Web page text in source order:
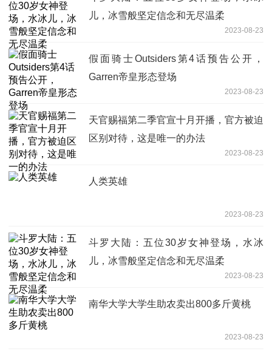
儿，冰雪般坚定信念和无尽温柔
2023-08-23
假面骑士Outsiders第4话预告公开，
Garren帝皇形态登场
2023-08-23
天官赐福第二季官宣十月开播，官方被迫
区别对待，这是唯一的办法
2023-08-23
人类英雄
2023-08-23
斗罗大陆：五位30岁女神登场，水冰
儿，冰雪般坚定信念和无尽温柔
2023-08-23
南华大学大学生助农卖出800多斤黄桃
2023-08-23